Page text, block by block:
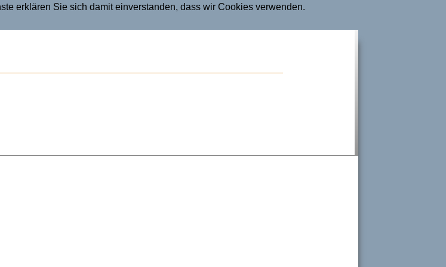
erklären Sie sich damit einverstanden, dass wir Cookies verwenden.